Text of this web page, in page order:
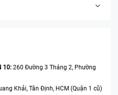
10: 260 Đường 3 Tháng 2, Phường
Khải, Tân Định, HCM (Quận 1 cũ)